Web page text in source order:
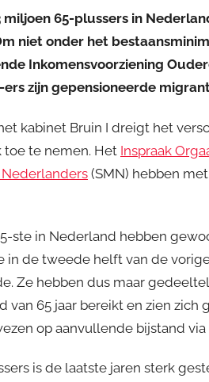
miljoen 65-plussers in
niet onder het
Inkomensvoorziening
zijn gepensioneerde
kabinet Bruin I dreigt het
toe te nemen. Het Inspraak
(SMN) hebben
ste in Nederland hebben
de tweede helft van de
Ze hebben dus maar
65 jaar bereikt en zien zich
op aanvullende bijstand
is de laatste jaren sterk